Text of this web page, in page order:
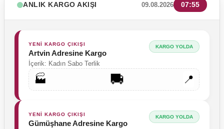
ANLIK KARGO AKIŞI 09.08.2026 07:55
YENİ KARGO ÇIKIŞI
Artvin Adresine Kargo
İçerik: Kadın Sabo Terlik
KARGO YOLDA
🏭 🚚 📍
YENİ KARGO ÇIKIŞI
Gümüşhane Adresine Kargo
KARGO YOLDA